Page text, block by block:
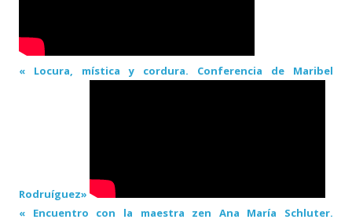
« Locura, mística y cordura. Conferencia de Maribel
Rodruíguez»
« Encuentro con la maestra zen Ana María Schluter.